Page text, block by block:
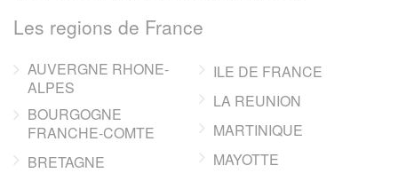
Les regions de France
AUVERGNE RHONE-
ALPES
BOURGOGNE
FRANCHE-COMTE
BRETAGNE
ILE DE FRANCE
LA REUNION
MARTINIQUE
MAYOTTE